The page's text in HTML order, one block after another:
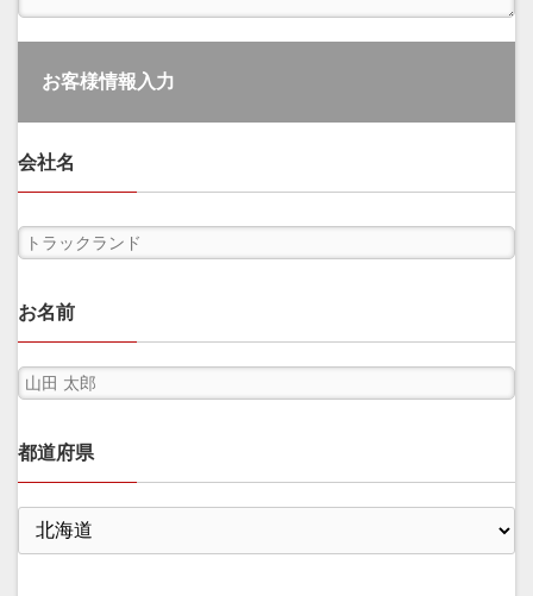
お客様情報入力
会社名
お名前
都道府県